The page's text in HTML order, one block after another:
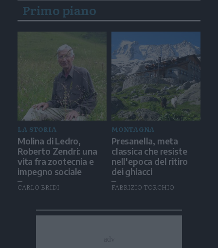
Primo piano
LA STORIA
Molina di Ledro,
Roberto Zendri: una
vita fra zootecnia e
impegno sociale
CARLO BRIDI
MONTAGNA
Presanella, meta
classica che resiste
nell'epoca del ritiro
dei ghiacci
FABRIZIO TORCHIO